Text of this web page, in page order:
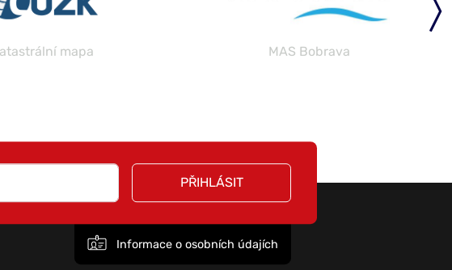
mapa MAS Bobrava
PŘIHLÁSIT
Informace o osobních údajích